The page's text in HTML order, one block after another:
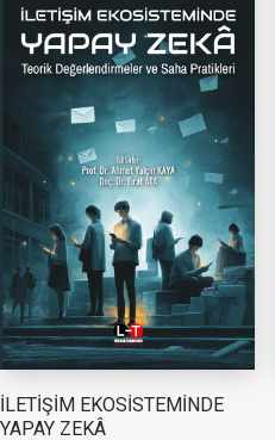
İLETİŞİM EKOSİSTEMİNDE
YAPAY ZEKÂ